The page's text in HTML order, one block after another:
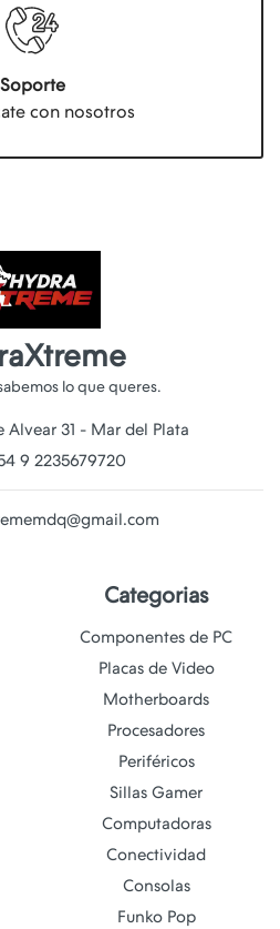
Soporte
con nosotros
Alvear 31 - Mar del Plata
9 2235679720
Categorias
Componentes de PC
Placas de Video
Motherboards
Procesadores
Periféricos
Sillas Gamer
Computadoras
Conectividad
Consolas
Funko Pop